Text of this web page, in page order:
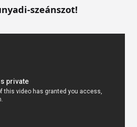
szeánszot!